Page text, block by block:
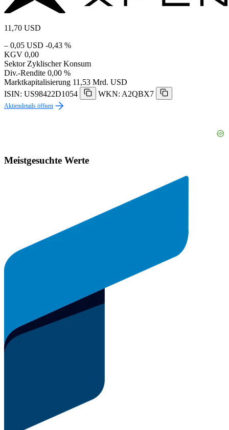
11,70 USD
– 0,05 USD -0,43 %
KGV 0,00
Sektor Zyklischer Konsum
Div.-Rendite 0,00 %
Marktkapitalisierung 11,53 Mrd. USD
ISIN: US98422D1054
WKN: A2QBX7
Aktiendetails öffnen
Meistgesuchte Werte